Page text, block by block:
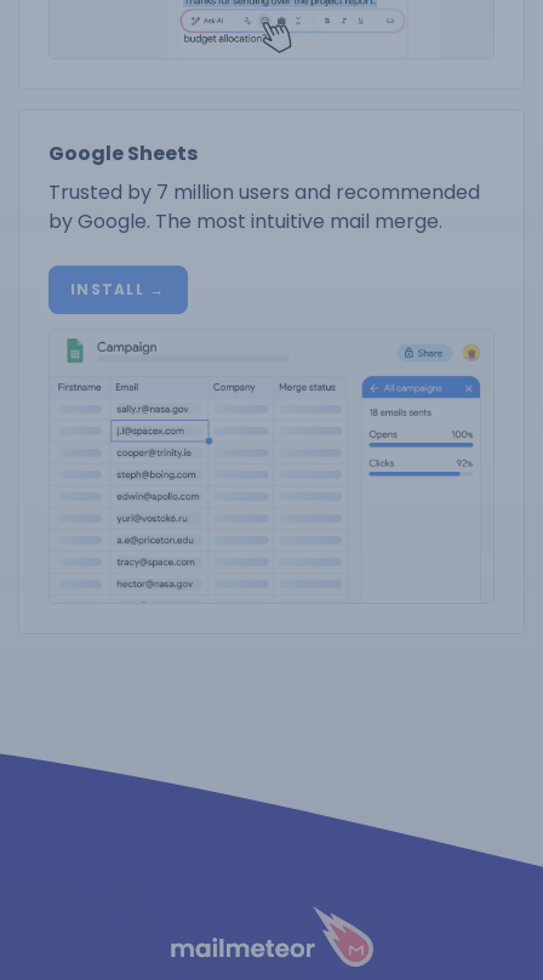
Google Sheets
Trusted by 7 million users and recommended
by Google. The most intuitive mail merge.
INSTALL →